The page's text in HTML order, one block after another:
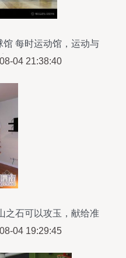
每时运动馆，运动与
融合
04 21:38:40
之石可以攻玉，献给准
朋友04 19:29:45